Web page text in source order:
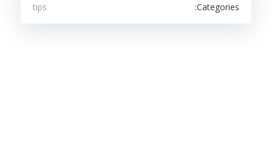
Categories:
tips